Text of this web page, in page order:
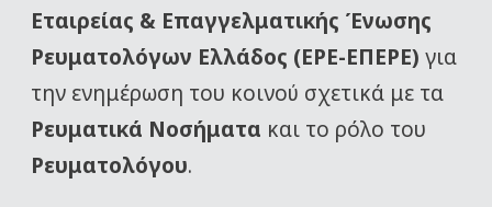
Εταιρείας & Επαγγελματικής Ένωσης
Ρευματολόγων Ελλάδος (ΕΡΕ-ΕΠΕΡΕ) για
την ενημέρωση του κοινού σχετικά με τα
Ρευματικά Νοσήματα και το ρόλο του
Ρευματολόγου.